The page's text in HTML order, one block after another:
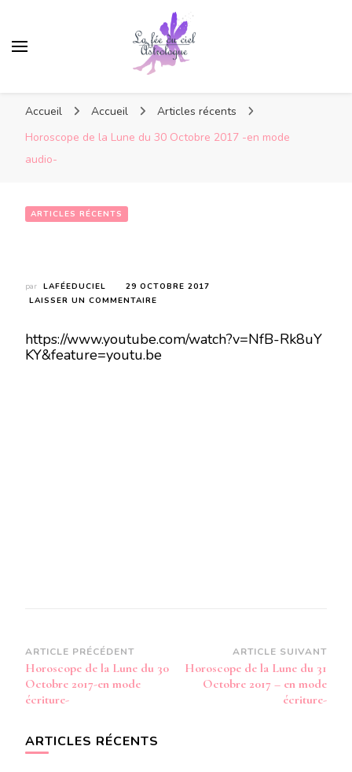
Accueil Accueil
Articles récents
Horoscope de la Lune du 30 Octobre 2017 -en mode
audio-
ARTICLES RÉCENTS
par LAFÉEDUCIEL
29 OCTOBRE 2017
LAISSER UN COMMENTAIRE
LA
LUNE
https://www.youtube.com/watch?v=NfB-Rk8uY
KY&feature=youtu.be
Navigation
d’article
ARTICLE PRÉCÉDENT
Horoscope de la Lune du 30
Octobre 2017-en mode
écriture-
ARTICLE SUIVANT
Horoscope de la Lune du 31
Octobre 2017 – en mode
écriture-
ARTICLES RÉCENTS